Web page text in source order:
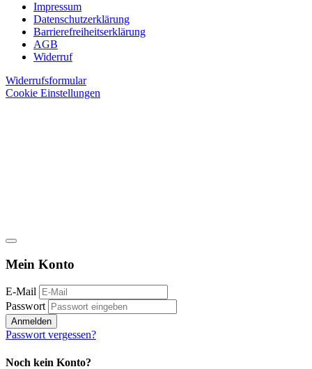
Impressum
Datenschutzerklärung
Barrierefreiheitserklärung
AGB
Widerruf
Widerrufsformular
Cookie Einstellungen
Mein Konto
E-Mail
Passwort
Anmelden
Passwort vergessen?
Noch kein Konto?